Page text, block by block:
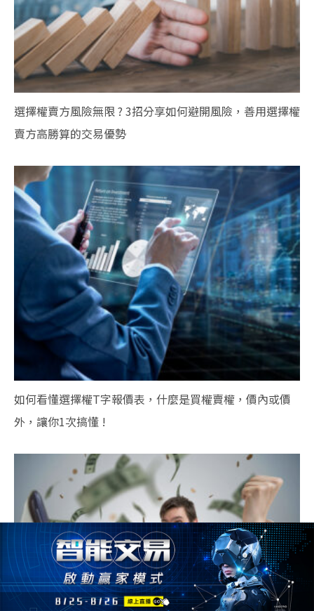
選擇權賣方風險無限 ? 3招分享如何避開風險，善用選擇權
賣方高勝算的交易優勢
如何看懂選擇權T字報價表，什麼是買權賣權，價內或價
外，讓你1次搞懂 !